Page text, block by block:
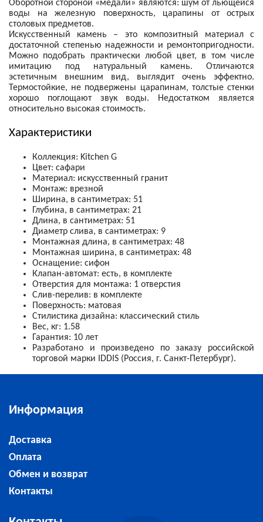
Оборотной стороной «медали» являются: шум от льющейся
воды на железную поверхность, царапины от острых
столовых предметов.
Искусственный камень – это композитный материал с
достаточной степенью надежности и ремонтопригодности.
Можно подобрать практически любой цвет, в том числе
имитацию под натуральный камень. Отличаются
эстетичным внешним вид, выглядит очень эффектно.
Термостойкие, не подвержены царапинам, толстые стенки
хорошо поглощают звук воды. Недостатком является
относительно высокая стоимость.
Характеристики
Коллекция: Kitchen G
Цвет: сафари
Материал: искусственный гранит
Монтаж: врезной
Ширина, в сантиметрах: 51
Глубина, в сантиметрах: 21
Длина, в сантиметрах: 51
Диаметр слива, в сантиметрах: 9
Монтажная длина, в сантиметрах: 48
Монтажная ширина, в сантиметрах: 48
Оснащение: сифон
Клапан-автомат: есть, в комплекте
Отверстия для монтажа: 1 отверстия
Слив-перелив: в комплекте
Поверхность: матовая
Стилистика дизайна: классический стиль
Вес, кг: 1.58
Гарантия: 10 лет
Разработано и произведено по заказу российской
торговой марки IDDIS (Россия, г. Санкт-Петербург).
Информация
Доставка
Оплата
Обмен и возврат
Контакты